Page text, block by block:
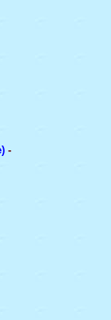
-